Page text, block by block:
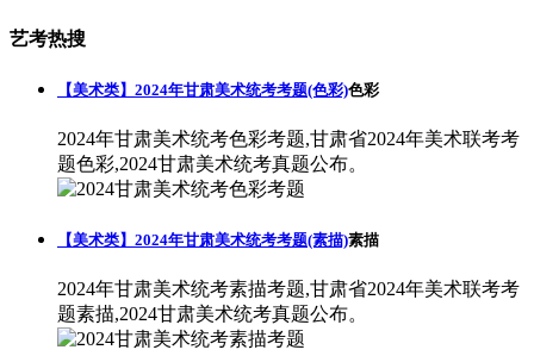
艺考热搜
【美术类】2024年甘肃美术统考考题(色彩)色彩
2024年甘肃美术统考色彩考题,甘肃省2024年美术联考考
题色彩,2024甘肃美术统考真题公布。
【美术类】2024年甘肃美术统考考题(素描)素描
2024年甘肃美术统考素描考题,甘肃省2024年美术联考考
题素描,2024甘肃美术统考真题公布。